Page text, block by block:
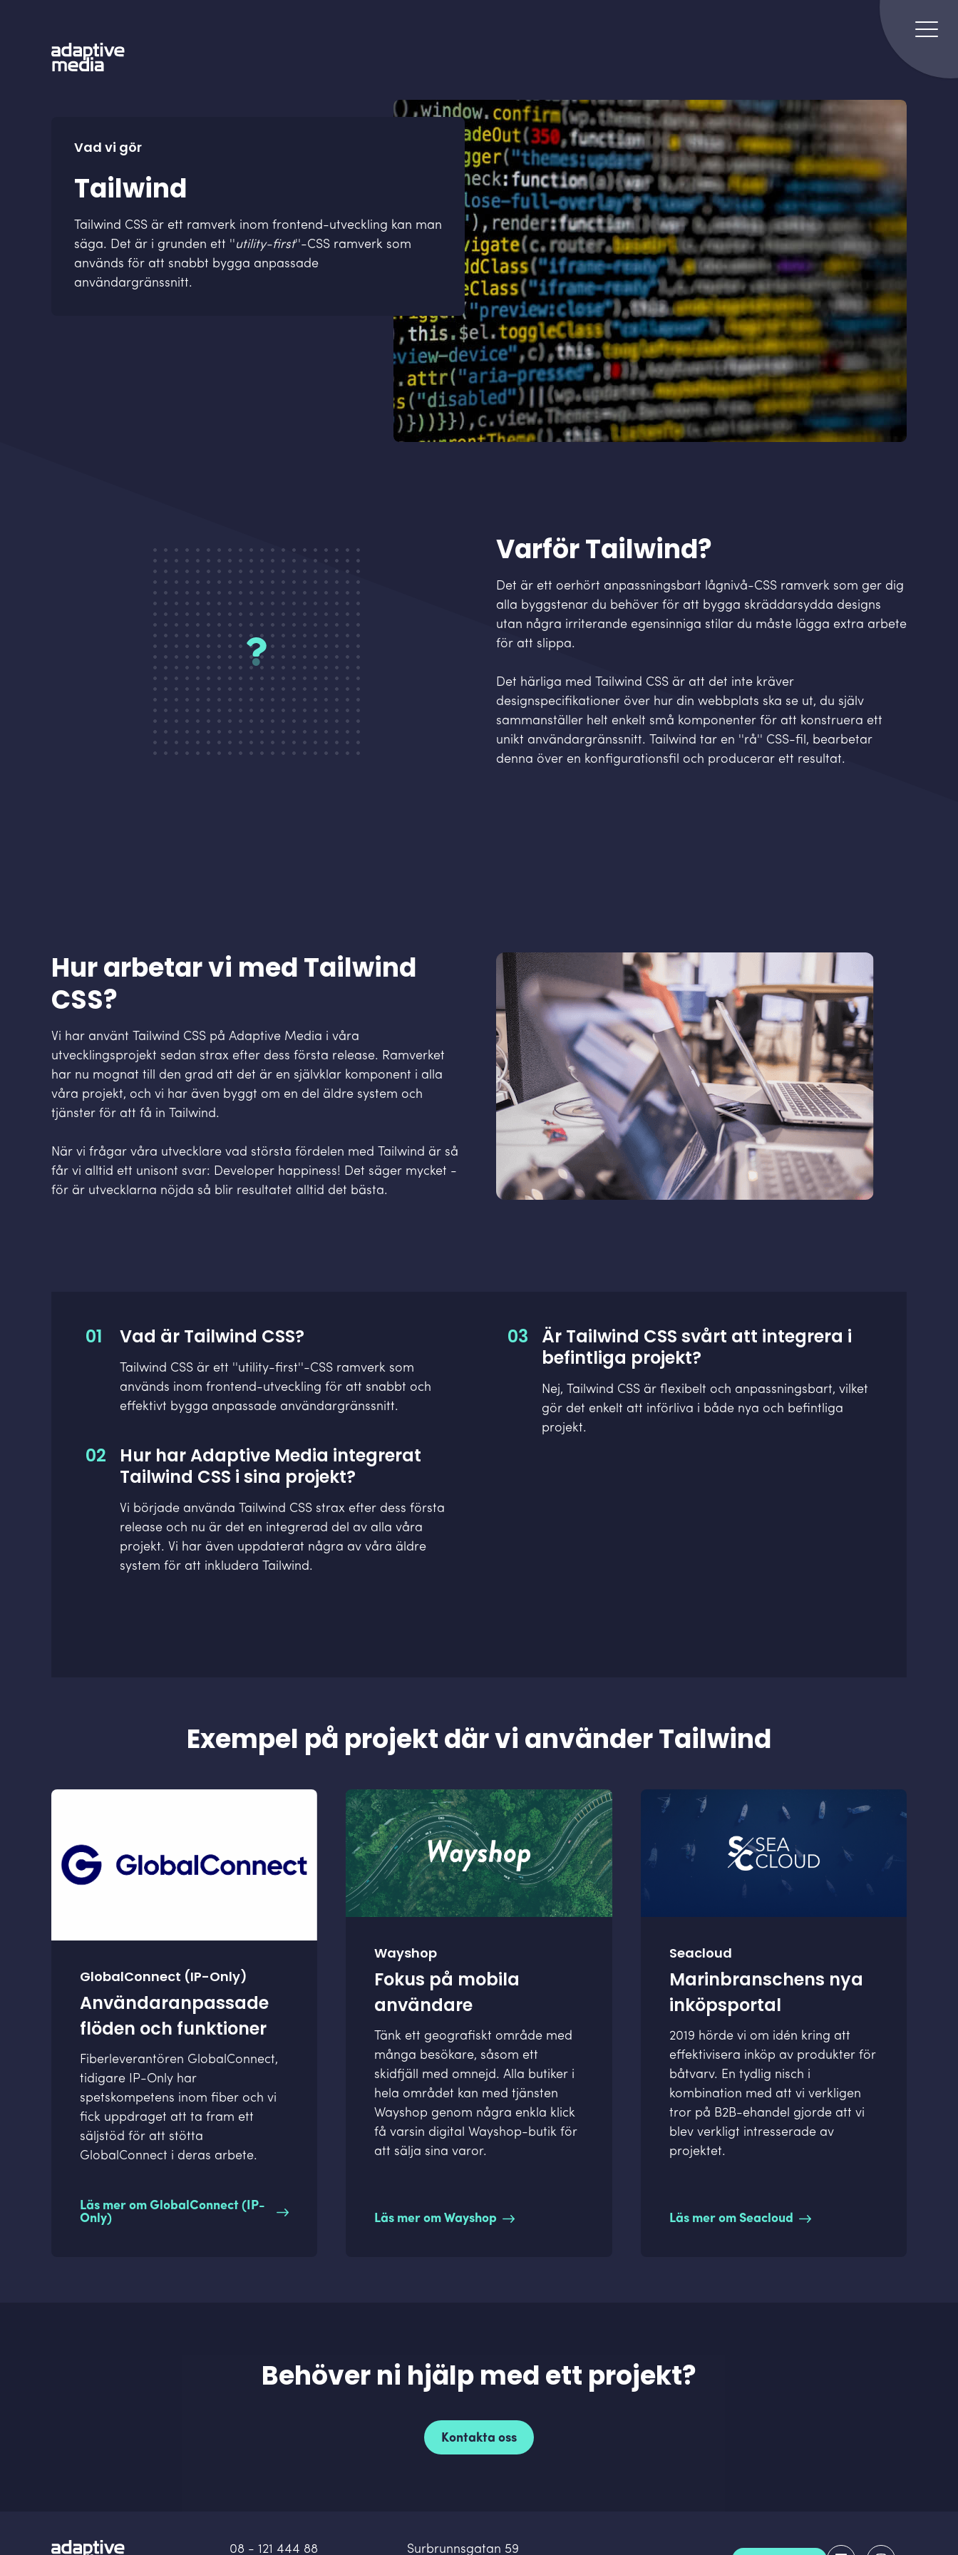
Vad vi gör
Tailwind
Tailwind CSS är ett ramverk inom frontend-utveckling kan man
säga. Det är i grunden ett ''utility-first''-CSS ramverk som
används för att snabbt bygga anpassade
användargränssnitt.
Varför Tailwind?
Det är ett oerhört anpassningsbart lågnivå-CSS ramverk som ger dig
alla byggstenar du behöver för att bygga skräddarsydda designs
utan några irriterande egensinniga stilar du måste lägga extra arbete
för att slippa.
Det härliga med Tailwind CSS är att det inte kräver
designspecifikationer över hur din webbplats ska se ut, du själv
sammanställer helt enkelt små komponenter för att konstruera ett
unikt användargränssnitt. Tailwind tar en ''rå'' CSS-fil, bearbetar
denna över en konfigurationsfil och producerar ett resultat.
Hur arbetar vi med Tailwind
CSS?
Vi har använt Tailwind CSS på Adaptive Media i våra
utvecklingsprojekt sedan strax efter dess första release. Ramverket
har nu mognat till den grad att det är en självklar komponent i alla
våra projekt, och vi har även byggt om en del äldre system och
tjänster för att få in Tailwind.
När vi frågar våra utvecklare vad största fördelen med Tailwind är så
får vi alltid ett unisont svar: Developer happiness! Det säger mycket -
för är utvecklarna nöjda så blir resultatet alltid det bästa.
01 Vad är Tailwind CSS?
Tailwind CSS är ett ''utility-first''-CSS ramverk som
används inom frontend-utveckling för att snabbt och
effektivt bygga anpassade användargränssnitt.
02
Hur har Adaptive Media integrerat
Tailwind CSS i sina projekt?
Vi började använda Tailwind CSS strax efter dess första
release och nu är det en integrerad del av alla våra
projekt. Vi har även uppdaterat några av våra äldre
system för att inkludera Tailwind.
03
Är Tailwind CSS svårt att integrera i
befintliga projekt?
Nej, Tailwind CSS är flexibelt och anpassningsbart, vilket
gör det enkelt att införliva i både nya och befintliga
projekt.
Exempel på projekt där vi använder Tailwind
GlobalConnect (IP-Only)
Användaranpassade
flöden och funktioner
Fiberleverantören GlobalConnect,
tidigare IP-Only har
spetskompetens inom fiber och vi
fick uppdraget att ta fram ett
säljstöd för att stötta
GlobalConnect i deras arbete.
Läs mer om GlobalConnect (IP-
Only)
Wayshop
Fokus på mobila
användare
Tänk ett geografiskt område med
många besökare, såsom ett
skidfjäll med omnejd. Alla butiker i
hela området kan med tjänsten
Wayshop genom några enkla klick
få varsin digital Wayshop-butik för
att sälja sina varor.
Läs mer om Wayshop
Seacloud
Marinbranschens nya
inköpsportal
2019 hörde vi om idén kring att
effektivisera inköp av produkter för
båtvarv. En tydlig nisch i
kombination med att vi verkligen
tror på B2B-ehandel gjorde att vi
blev verkligt intresserade av
projektet.
Läs mer om Seacloud
Behöver ni hjälp med ett projekt?
Kontakta oss
08 - 121 444 88 Surbrunnsgatan 59